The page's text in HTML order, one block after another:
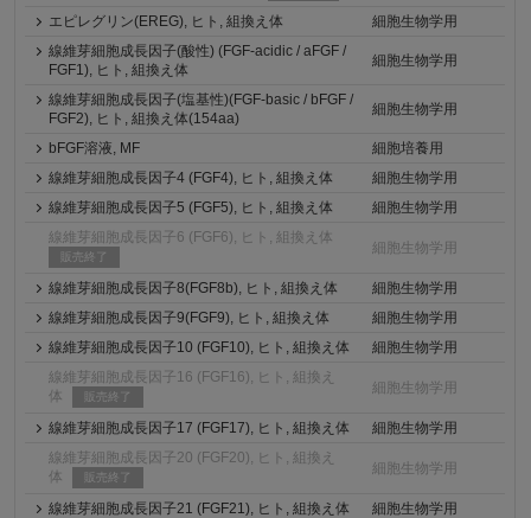
エピレグリン(EREG), ヒト, 組換え体
細胞生物学用
線維芽細胞成長因子(酸性) (FGF-acidic / aFGF /
FGF1), ヒト, 組換え体
細胞生物学用
線維芽細胞成長因子(塩基性)(FGF-basic / bFGF /
FGF2), ヒト, 組換え体(154aa)
細胞生物学用
bFGF溶液, MF
細胞培養用
線維芽細胞成長因子4 (FGF4), ヒト, 組換え体
細胞生物学用
線維芽細胞成長因子5 (FGF5), ヒト, 組換え体
細胞生物学用
線維芽細胞成長因子6 (FGF6), ヒト, 組換え体
販売終了
細胞生物学用
線維芽細胞成長因子8(FGF8b), ヒト, 組換え体
細胞生物学用
線維芽細胞成長因子9(FGF9), ヒト, 組換え体
細胞生物学用
線維芽細胞成長因子10 (FGF10), ヒト, 組換え体
細胞生物学用
線維芽細胞成長因子16 (FGF16), ヒト, 組換え
体
販売終了
細胞生物学用
線維芽細胞成長因子17 (FGF17), ヒト, 組換え体
細胞生物学用
線維芽細胞成長因子20 (FGF20), ヒト, 組換え
体
販売終了
細胞生物学用
線維芽細胞成長因子21 (FGF21), ヒト, 組換え体
細胞生物学用